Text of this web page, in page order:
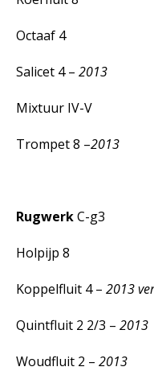
Octaaf 4
Salicet 4 – 2013
Mixtuur IV-V
Trompet 8 –2013
RugwerkC-g3
Holpijp 8
Koppelfluit 4 – 2013
Quintfluit 2 2/3 – 2013
Woudfluit 2 – 2013